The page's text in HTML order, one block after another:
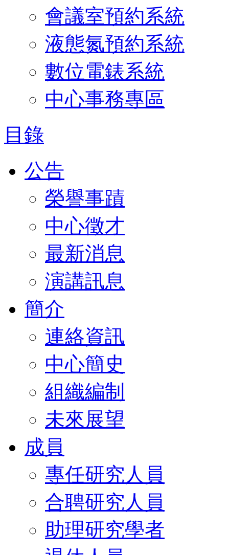
會議室預約系統
液態氮預約系統
數位電錶系統
中心事務專區
目錄
公告
榮譽事蹟
中心徵才
最新消息
演講訊息
簡介
連絡資訊
中心簡史
組織編制
未來展望
成員
專任研究人員
合聘研究人員
助理研究學者